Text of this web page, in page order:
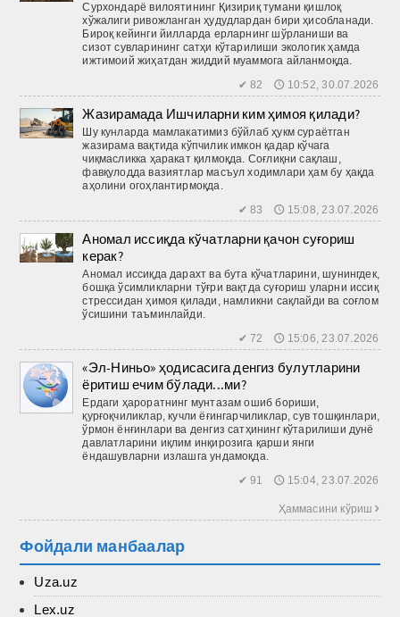
Сурхондарё вилоятининг Қизириқ тумани қишлоқ
хўжалиги ривожланган ҳудудлардан бири ҳисобланади.
Бироқ кейинги йилларда ерларнинг шўрланиши ва
сизот сувларининг сатҳи кўтарилиши экологик ҳамда
ижтимоий жиҳатдан жиддий муаммога айланмоқда.
✔ 82 🕔 10:52, 30.07.2026
Жазирамада Ишчиларни ким ҳимоя қилади?
Шу кунларда мамлакатимиз бўйлаб ҳукм сураётган
жазирама вақтида кўпчилик имкон қадар кўчага
чиқмасликка ҳаракат қилмоқда. Соғлиқни сақлаш,
фавқулодда вазиятлар масъул ходимлари ҳам бу ҳақда
аҳолини огоҳлантирмоқда.
✔ 83 🕔 15:08, 23.07.2026
Аномал иссиқда кўчатларни қачон суғориш
керак?
Аномал иссиқда дарахт ва бута кўчатларини, шунингдек,
бошқа ўсимликларни тўғри вақтда суғориш уларни иссиқ
стрессидан ҳимоя қилади, намликни сақлайди ва соғлом
ўсишини таъминлайди.
✔ 72 🕔 15:06, 23.07.2026
«Эл-Ниньо» ҳодисасига денгиз булутларини
ёритиш ечим бўлади...ми?
Ердаги ҳароратнинг мунтазам ошиб бориши,
қурғоқчиликлар, кучли ёғингарчиликлар, сув тошқинлари,
ўрмон ёнғинлари ва денгиз сатҳининг кўтарилиши дунё
давлатларини иқлим инқирозига қарши янги
ёндашувларни излашга ундамоқда.
✔ 91 🕔 15:04, 23.07.2026
Ҳаммасини кўриш 
Фойдали манбаалар
Uza.uz
Lex.uz